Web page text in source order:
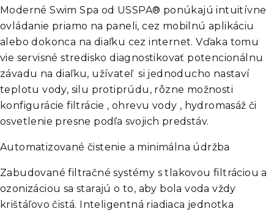
Moderné Swim Spa od USSPA® ponúkajú intuitívne
ovládanie priamo na paneli, cez mobilnú aplikáciu
alebo dokonca na diaľku cez internet. Vďaka tomu
vie servisné stredisko diagnostikovať potencionálnu
závadu na diaľku, užívateľ si jednoducho nastaví
teplotu vody, silu protiprúdu, rôzne možnosti
konfigurácie filtrácie , ohrevu vody , hydromasáž či
osvetlenie presne podľa svojich predstáv.
Automatizované čistenie a minimálna údržba
Zabudované filtračné systémy s tlakovou filtráciou a
ozonizáciou sa starajú o to, aby bola voda vždy
krištáľovo čistá. Inteligentná riadiaca jednotka